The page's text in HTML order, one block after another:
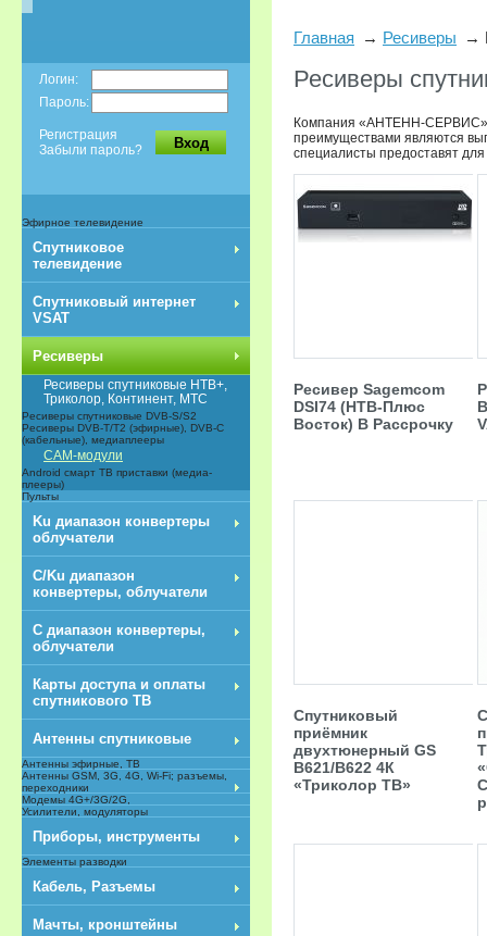
Главная Ресиверы
Ресиверы
Компания «АНТЕНН-СЕРВИС»
преимуществами являются
специалисты предоставят
Ресивер Sagemcom
DSI74 (НТВ-Плюс
Восток) В Рассрочку
Спутниковый
приёмник
двухтюнерный GS
B621/В622 4К
«Триколор ТВ»
Логин:
Пароль:
Регистрация
Забыли пароль?
Вход
Эфирное телевидение
Спутниковое
телевидение
Спутниковый интернет
VSAT
Ресиверы
Ресиверы спутниковые НТВ+,
Триколор, Континент, МТС
Ресиверы спутниковые DVB-S/S2
Ресиверы DVB-T/T2 (эфирные), DVB-C
(кабельные), медиаплееры
CAM-модули
Android смарт ТВ приставки (медиа-
плееры)
Пульты
Ku диапазон конвертеры
облучатели
C/Ku диапазон
конвертеры, облучатели
С диапазон конвертеры,
облучатели
Карты доступа и оплаты
спутникового ТВ
Антенны спутниковые
Антенны эфирные, ТВ
Антенны GSM, 3G, 4G, Wi-Fi; разъемы,
переходники
Модемы 4G+/3G/2G,
Усилители, модуляторы
Приборы, инструменты
Элементы разводки
Кабель, Разъемы
Мачты, кронштейны